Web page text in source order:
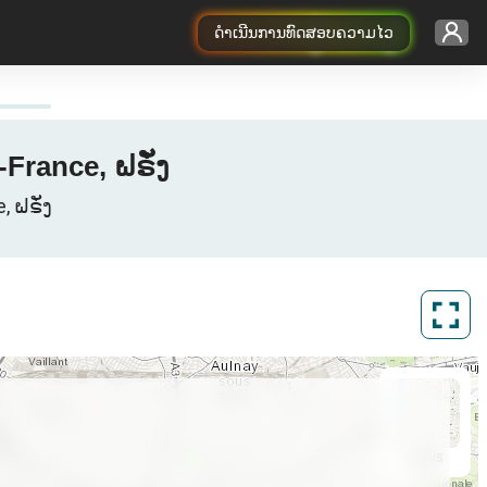
ດຳເນີນການທົດສອບຄວາມໄວ
ຝຣັ່ງ
ຝຣັ່ງ